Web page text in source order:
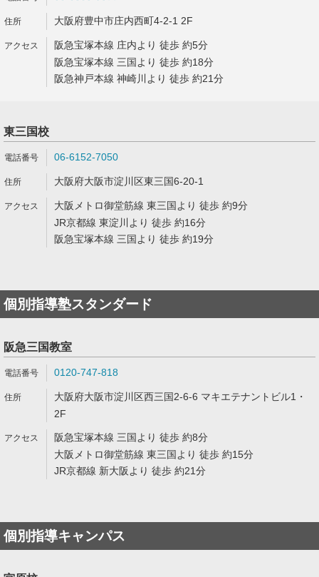
大阪府豊中市庄内西町4-2-1 2F
阪急宝塚本線 庄内より 徒歩 約5分
阪急宝塚本線 三国より 徒歩 約18分
阪急神戸本線 神崎川より 徒歩 約21分
東三国校
06-6152-7050
大阪府大阪市淀川区東三国6-20-1
大阪メトロ御堂筋線 東三国より 徒歩 約9分
JR京都線 東淀川より 徒歩 約16分
阪急宝塚本線 三国より 徒歩 約19分
個別指導塾スタンダード
阪急三国教室
0120-747-818
大阪府大阪市淀川区西三国2-6-6 マキエテナントビル1・
2F
阪急宝塚本線 三国より 徒歩 約8分
大阪メトロ御堂筋線 東三国より 徒歩 約15分
JR京都線 新大阪より 徒歩 約21分
個別指導キャンパス